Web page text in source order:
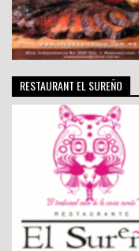
RESTAURANT EL SUREÑO